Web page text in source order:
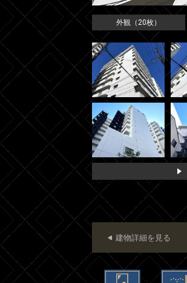
外観（20枚）
建物詳細を見る